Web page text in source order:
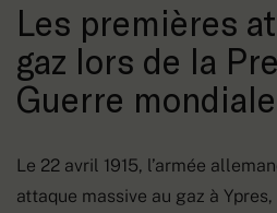
Les premières
gaz lors de la
Guerre mondiale
Le 22 avril 1915, l’armée
attaque massive au gaz à